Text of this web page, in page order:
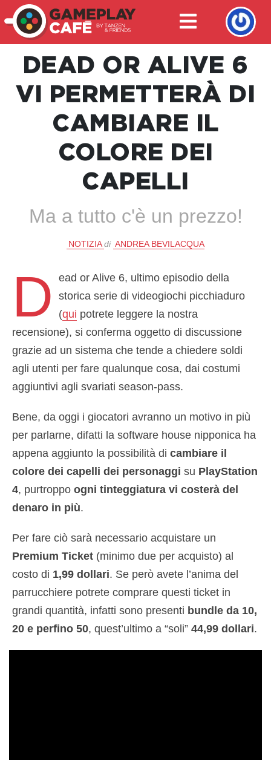
DEAD OR ALIVE 6
VI PERMETTERÀ DI
CAMBIARE IL
COLORE DEI
CAPELLI
Ma a tutto c'è un prezzo!
NOTIZIA di ANDREA BEVILACQUA
D
ead or Alive 6, ultimo episodio della
storica serie di videogiochi picchiaduro
(qui potrete leggere la nostra
recensione), si conferma oggetto di discussione
grazie ad un sistema che tende a chiedere soldi
agli utenti per fare qualunque cosa, dai costumi
aggiuntivi agli svariati season-pass.
Bene, da oggi i giocatori avranno un motivo in più
per parlarne, difatti la software house nipponica ha
appena aggiunto la possibilità di cambiare il
colore dei capelli dei personaggi su PlayStation
4, purtroppo ogni tinteggiatura vi costerà del
denaro in più.
Per fare ciò sarà necessario acquistare un
Premium Ticket (minimo due per acquisto) al
costo di 1,99 dollari. Se però avete l’anima del
parrucchiere potrete comprare questi ticket in
grandi quantità, infatti sono presenti bundle da 10,
20 e perfino 50, quest’ultimo a “soli” 44,99 dollari.